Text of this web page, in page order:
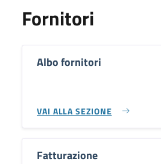
Fornitori
Albo fornitori
VAI ALLA SEZIONE
Fatturazione